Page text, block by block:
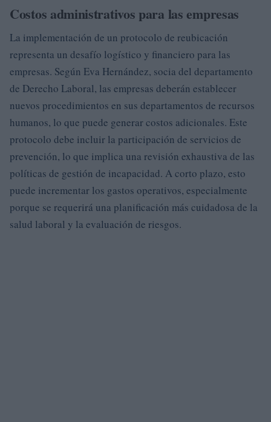
Costos administrativos para las empresas
La implementación de un protocolo de reubicación
representa un desafío logístico y financiero para las
empresas. Según Eva Hernández, socia del departamento
de Derecho Laboral, las empresas deberán establecer
nuevos procedimientos en sus departamentos de recursos
humanos, lo que puede generar costos adicionales. Este
protocolo debe incluir la participación de servicios de
prevención, lo que implica una revisión exhaustiva de las
políticas de gestión de incapacidad. A corto plazo, esto
puede incrementar los gastos operativos, especialmente
porque se requerirá una planificación más cuidadosa de la
salud laboral y la evaluación de riesgos.